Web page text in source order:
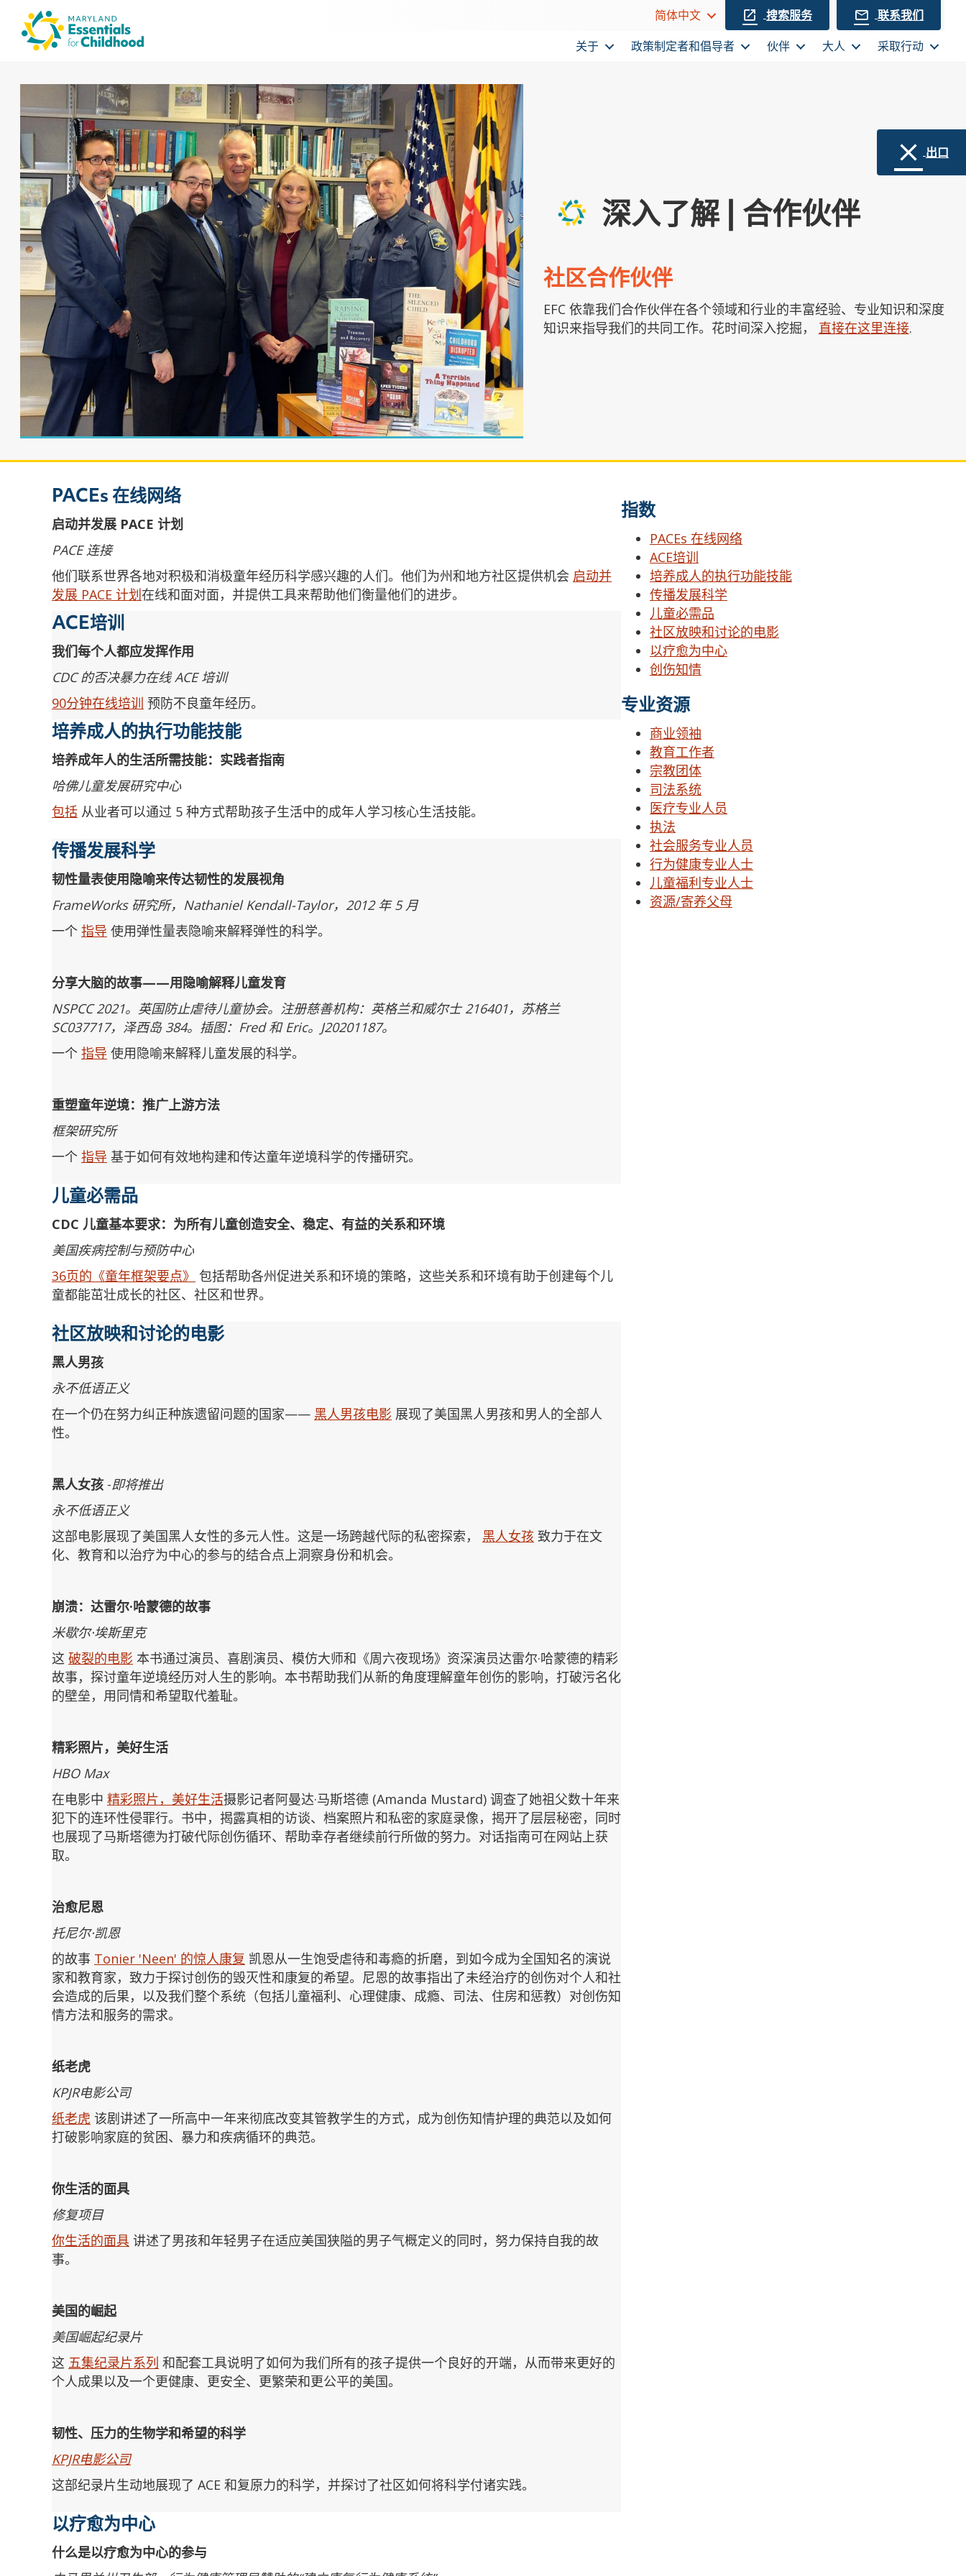
简体中文 搜索服务
联系我们
关于
政策制定者和倡导者 伙伴 大人 采取行动
深入了解 | 合作伙伴
社区合作伙伴
EFC 依靠我们合作伙伴在各个领域和行业的丰富经验、专业知识和深度
知识来指导我们的共同工作。花时间深入挖掘， 直接在这里连接.
PACEs 在线网络
启动并发展 PACE 计划
PACE 连接
他们联系世界各地对积极和消极童年经历科学感兴趣的人们。他们为州和地方社区提供机会 启动并
发展 PACE 计划在线和面对面，并提供工具来帮助他们衡量他们的进步。
ACE培训
我们每个人都应发挥作用
CDC 的否决暴力在线 ACE 培训
90分钟在线培训 预防不良童年经历。
培养成人的执行功能技能
培养成年人的生活所需技能：实践者指南
哈佛儿童发展研究中心
包括 从业者可以通过 5 种方式帮助孩子生活中的成年人学习核心生活技能。
传播发展科学
韧性量表使用隐喻来传达韧性的发展视角
FrameWorks 研究所，Nathaniel Kendall-Taylor，2012 年 5 月
一个 指导 使用弹性量表隐喻来解释弹性的科学。
分享大脑的故事——用隐喻解释儿童发育
NSPCC 2021。英国防止虐待儿童协会。注册慈善机构：英格兰和威尔士 216401，苏格兰
SC037717，泽西岛 384。插图：Fred 和 Eric。J20201187。
一个 指导 使用隐喻来解释儿童发展的科学。
重塑童年逆境：推广上游方法
框架研究所
一个 指导 基于如何有效地构建和传达童年逆境科学的传播研究。
儿童必需品
CDC 儿童基本要求：为所有儿童创造安全、稳定、有益的关系和环境
美国疾病控制与预防中心
36页的《童年框架要点》 包括帮助各州促进关系和环境的策略，这些关系和环境有助于创建每个儿
童都能茁壮成长的社区、社区和世界。
社区放映和讨论的电影
黑人男孩
永不低语正义
在一个仍在努力纠正种族遗留问题的国家—— 黑人男孩电影 展现了美国黑人男孩和男人的全部人
性。
黑人女孩 -即将推出
永不低语正义
这部电影展现了美国黑人女性的多元人性。这是一场跨越代际的私密探索， 黑人女孩 致力于在文
化、教育和以治疗为中心的参与的结合点上洞察身份和机会。
崩溃：达雷尔·哈蒙德的故事
米歇尔·埃斯里克
这 破裂的电影 本书通过演员、喜剧演员、模仿大师和《周六夜现场》资深演员达雷尔·哈蒙德的精彩
故事，探讨童年逆境经历对人生的影响。本书帮助我们从新的角度理解童年创伤的影响，打破污名化
的壁垒，用同情和希望取代羞耻。
精彩照片，美好生活
HBO Max
在电影中 精彩照片，美好生活摄影记者阿曼达·马斯塔德 (Amanda Mustard) 调查了她祖父数十年来
犯下的连环性侵罪行。书中，揭露真相的访谈、档案照片和私密的家庭录像，揭开了层层秘密，同时
也展现了马斯塔德为打破代际创伤循环、帮助幸存者继续前行所做的努力。对话指南可在网站上获
取。
治愈尼恩
托尼尔·凯恩
的故事 Tonier 'Neen' 的惊人康复 凯恩从一生饱受虐待和毒瘾的折磨，到如今成为全国知名的演说
家和教育家，致力于探讨创伤的毁灭性和康复的希望。尼恩的故事指出了未经治疗的创伤对个人和社
会造成的后果，以及我们整个系统（包括儿童福利、心理健康、成瘾、司法、住房和惩教）对创伤知
情方法和服务的需求。
纸老虎
KPJR电影公司
纸老虎 该剧讲述了一所高中一年来彻底改变其管教学生的方式，成为创伤知情护理的典范以及如何
打破影响家庭的贫困、暴力和疾病循环的典范。
你生活的面具
修复项目
你生活的面具 讲述了男孩和年轻男子在适应美国狭隘的男子气概定义的同时，努力保持自我的故
事。
美国的崛起
美国崛起纪录片
这 五集纪录片系列 和配套工具说明了如何为我们所有的孩子提供一个良好的开端，从而带来更好的
个人成果以及一个更健康、更安全、更繁荣和更公平的美国。
韧性、压力的生物学和希望的科学
KPJR电影公司
这部纪录片生动地展现了 ACE 和复原力的科学，并探讨了社区如何将科学付诸实践。
以疗愈为中心
什么是以疗愈为中心的参与
指数
PACEs 在线网络
ACE培训
培养成人的执行功能技能
传播发展科学
儿童必需品
社区放映和讨论的电影
以疗愈为中心
创伤知情
专业资源
商业领袖
教育工作者
宗教团体
司法系统
医疗专业人员
执法
社会服务专业人员
行为健康专业人士
儿童福利专业人士
资源/寄养父母
出口